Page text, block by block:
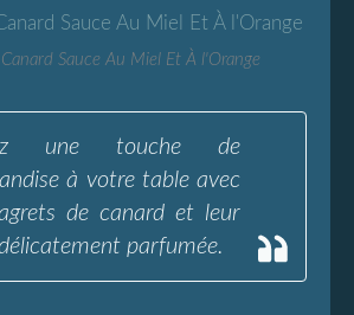
Sauce Au Miel Et À l'Orange
une touche de
à votre table avec
de canard et leur
parfumée.